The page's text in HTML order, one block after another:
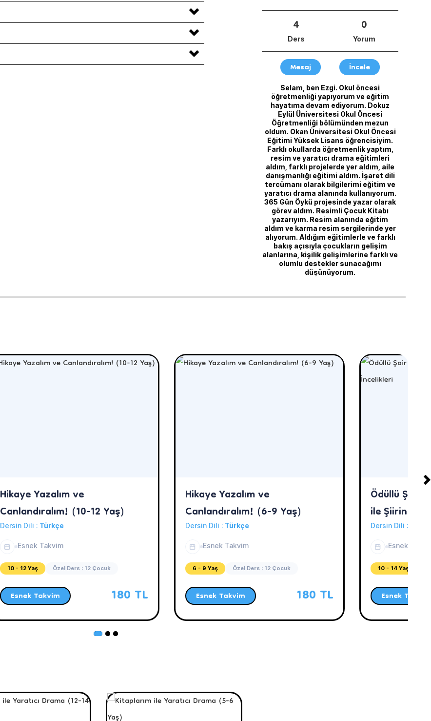
4
Ders
0
Yorum
Mesaj İncele
Selam, ben Ezgi. Okul öncesi
öğretmenliği yapıyorum ve eğitim
hayatıma devam ediyorum. Dokuz
Eylül Üniversitesi Okul Öncesi
Öğretmenliği bölümünden mezun
oldum. Okan Üniversitesi Okul Öncesi
Eğitimi Yüksek Lisans öğrencisiyim.
Farklı okullarda öğretmenlik yaptım,
resim ve yaratıcı drama eğitimleri
aldım, farklı projelerde yer aldım, aile
danışmanlığı eğitimi aldım. İşaret dili
tercümanı olarak bilgilerimi eğitim ve
yaratıcı drama alanında kullanıyorum.
365 Gün Öykü projesinde yazar olarak
görev aldım. Resimli Çocuk Kitabı
yazarıyım. Resim alanında eğitim
aldım ve karma resim sergilerinde yer
alıyorum. Aldığım eğitimlerle ve farklı
bakış açısıyla çocukların gelişim
alanlarına, kişilik gelişimlerine farklı ve
olumlu destekler sunacağımı
düşünüyorum.
Hikaye Yazalım ve
Canlandıralım! (10-12 Yaş)
Dersin Dili : Türkçe
Esnek Takvim
10 - 12 Yaş Özel Ders : 12 Çocuk
Esnek Takvim 180 TL
Hikaye Yazalım ve
Canlandıralım! (6-9 Yaş)
Dersin Dili : Türkçe
Esnek Takvim
6 - 9 Yaş Özel Ders : 12 Çocuk
Esnek Takvim 180 TL
Ödüllü Şair
ile Şiirin
Dersin Dili :
Esnek
10 - 14 Yaş
Esnek Takvim